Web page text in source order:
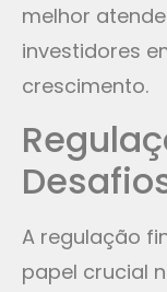
melhor
investidores
crescimento.
A regulação
papel crucial